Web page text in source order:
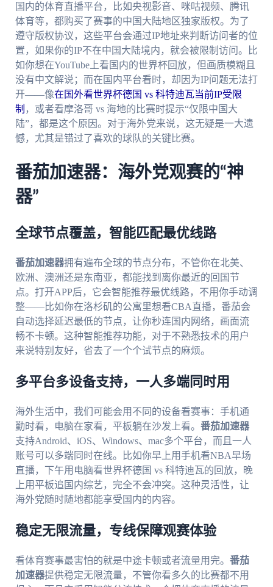
国内的体育直播平台，比如央视影音、咪咕视频、腾讯
体育等，都购买了赛事的中国大陆地区独家版权。为了
遵守版权协议，这些平台会通过IP地址来判断访问者的位
置，如果你的IP不在中国大陆境内，就会被限制访问。比
如你想在YouTube上看国内的世界杯回放，但画质模糊且
没有中文解说；而在国内平台看时，却因为IP问题无法打
开——像在国外看世界杯德国 vs 科特迪瓦当前IP受限
制 ，或者看摩洛哥 vs 海地的比赛时提示“仅限中国大
陆”，都是这个原因。对于海外党来说，这无疑是一大遗
憾，尤其是错过了喜欢的球队的关键比赛。
番茄加速器：海外党观赛的“神
器”
全球节点覆盖，智能匹配最优线路
番茄加速器拥有遍布全球的节点分布，不管你在北美、
欧洲、澳洲还是东南亚，都能找到离你最近的回国节
点。打开APP后，它会智能推荐最优线路，不用你手动调
整——比如你在洛杉矶的公寓里想看CBA直播，番茄会
自动选择延迟最低的节点，让你秒连国内网络，画面流
畅不卡顿。这种智能推荐功能，对于不熟悉技术的用户
来说特别友好，省去了一个个试节点的麻烦。
多平台多设备支持，一人多端同时用
海外生活中，我们可能会用不同的设备看赛事：手机通
勤时看，电脑在家看，平板躺在沙发上看。 番茄加速器
支持Android、iOS、Windows、mac多个平台，而且一人
账号可以多端同时在线。比如你早上用手机看NBA早场
直播，下午用电脑看世界杯德国 vs 科特迪瓦的回放，晚
上用平板追国内综艺，完全不会冲突。这种灵活性，让
海外党随时随地都能享受国内的内容。
稳定无限流量，专线保障观赛体验
看体育赛事最害怕的就是中途卡顿或者流量用完。 番茄
加速器提供稳定无限流量，不管你看多久的比赛都不用